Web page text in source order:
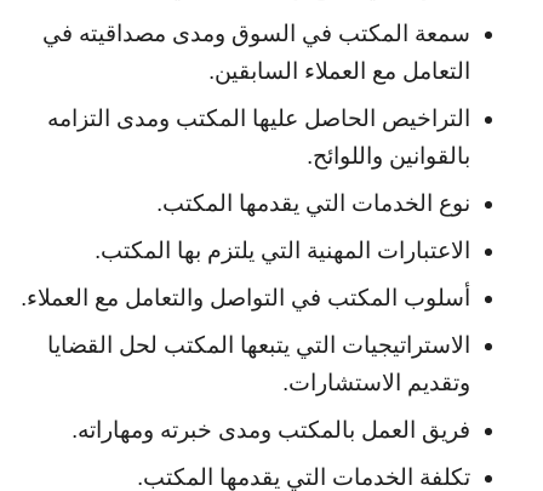
التعامل مع العملاء السابقين.
بالقوانين واللوائح.
نوع الخدمات التي يقدمها المكتب.
الاعتبارات المهنية التي يلتزم بها المكتب.
أسلوب المكتب في التواصل والتعامل مع العملاء.
وتقديم الاستشارات.
فريق العمل بالمكتب ومدى خبرته ومهاراته.
تكلفة الخدمات التي يقدمها المكتب.